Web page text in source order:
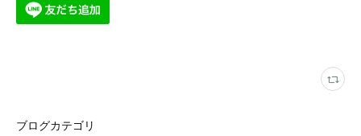
ブログカテゴリ